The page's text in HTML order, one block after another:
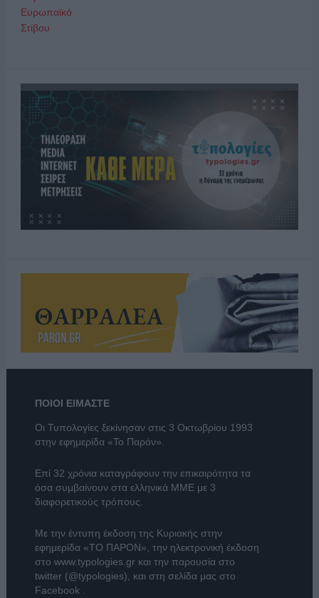
ΠΟΙΟΙ ΕΙΜΑΣΤΕ
Οι Τυπολογίες ξεκίνησαν στις 3 Οκτωβρίου 1993
στην εφημερίδα «Το Παρόν».
Επί 32 χρόνια καταγράφουν την επικαιρότητα τα
όσα συμβαίνουν στα ελληνικά ΜΜΕ με 3
διαφορετικούς τρόπους.
Με την έντυπη έκδοση της Κυριακής στην
εφημερίδα «ΤΟ ΠΑΡΟΝ» , την ηλεκτρονική έκδοση
στο www.typologies.grκαι την παρουσία στο
twitter (@typologies) , και στη σελίδα μας στο
Facebook